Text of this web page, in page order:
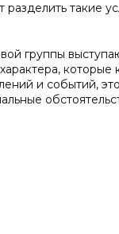
разделить такие
группы
которые
и событий,